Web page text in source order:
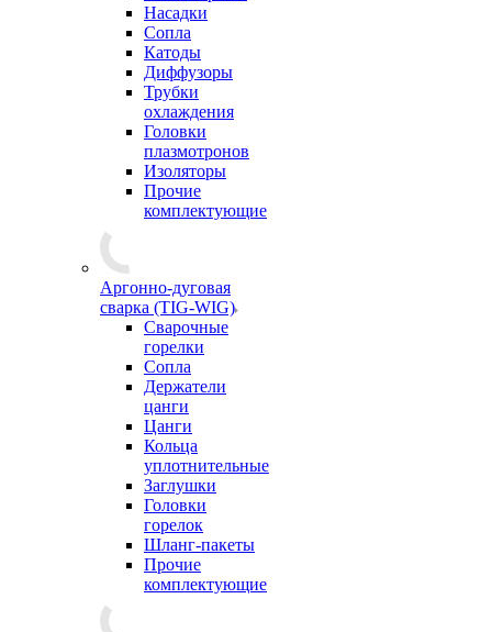
Насадки
Сопла
Катоды
Диффузоры
Трубки
охлаждения
Головки
плазмотронов
Изоляторы
Прочие
комплектующие
Аргонно-дуговая
сварка (TIG-WIG)
Сварочные
горелки
Сопла
Держатели
цанги
Цанги
Кольца
уплотнительные
Заглушки
Головки
горелок
Шланг-пакеты
Прочие
комплектующие